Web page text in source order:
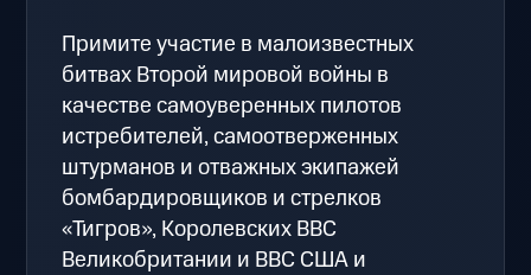
Примите участие в малоизвестных
битвах Второй мировой войны в
качестве самоуверенных пилотов
истребителей, самоотверженных
штурманов и отважных экипажей
бомбардировщиков и стрелков
«Тигров», Королевских ВВС
Великобритании и ВВС США и